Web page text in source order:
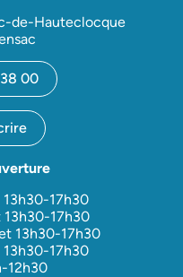
de-Hauteclocque
00
17h30
13h30-17h30
13h30-17h30
17h30
12h30